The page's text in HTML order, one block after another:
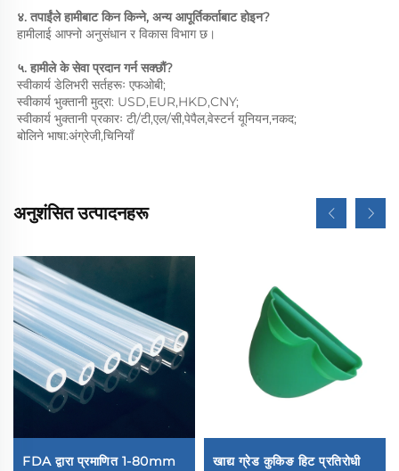
४. तपाईंले हामीबाट किन किन्ने, अन्य आपूर्तिकर्ताबाट होइन?
हामीलाई आफ्नो अनुसंधान र विकास विभाग छ।
५. हामीले के सेवा प्रदान गर्न सक्छौं?
स्वीकार्य डेलिभरी सर्तहरूः एफओबी;
स्वीकार्य भुक्तानी मुद्रा: USD,EUR,HKD,CNY;
स्वीकार्य भुक्तानी प्रकारः टी/टी,एल/सी,पेपैल,वेस्टर्न यूनियन,नकद;
बोलिने भाषा:अंग्रेजी,चिनियाँ
अनुशंसित उत्पादनहरू
FDA द्वारा प्रमाणित 1-80mm
खाद्य ग्रेड कुकिङ हिट प्रतिरोधी